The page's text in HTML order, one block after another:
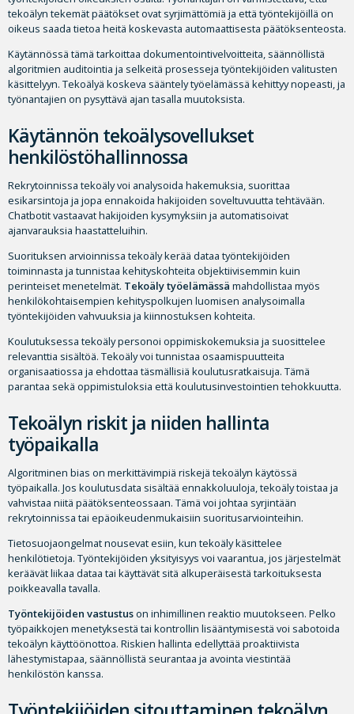
tekoälyn tekemät päätökset ovat syrjimättömiä ja että työntekijöillä on
oikeus saada tietoa heitä koskevasta automaattisesta päätöksenteosta.
Käytännössä tämä tarkoittaa dokumentointivelvoitteita, säännöllistä
algoritmien auditointia ja selkeitä prosesseja työntekijöiden valitusten
käsittelyyn. Tekoälyä koskeva sääntely työelämässä kehittyy nopeasti, ja
työnantajien on pysyttävä ajan tasalla muutoksista.
Käytännön tekoälysovellukset
henkilöstöhallinnossa
Rekrytoinnissa tekoäly voi analysoida hakemuksia, suorittaa
esikarsintoja ja jopa ennakoida hakijoiden soveltuvuutta tehtävään.
Chatbotit vastaavat hakijoiden kysymyksiin ja automatisoivat
ajanvarauksia haastatteluihin.
Suorituksen arvioinnissa tekoäly kerää dataa työntekijöiden
toiminnasta ja tunnistaa kehityskohteita objektiivisemmin kuin
perinteiset menetelmät. Tekoäly työelämässä mahdollistaa myös
henkilökohtaisempien kehityspolkujen luomisen analysoimalla
työntekijöiden vahvuuksia ja kiinnostuksen kohteita.
Koulutuksessa tekoäly personoi oppimiskokemuksia ja suosittelee
relevanttia sisältöä. Tekoäly voi tunnistaa osaamispuutteita
organisaatiossa ja ehdottaa täsmällisiä koulutusratkaisuja. Tämä
parantaa sekä oppimistuloksia että koulutusinvestointien tehokkuutta.
Tekoälyn riskit ja niiden hallinta
työpaikalla
Algoritminen bias on merkittävimpiä riskejä tekoälyn käytössä
työpaikalla. Jos koulutusdata sisältää ennakkoluuloja, tekoäly toistaa ja
vahvistaa niitä päätöksenteossaan. Tämä voi johtaa syrjintään
rekrytoinnissa tai epäoikeudenmukaisiin suoritusarviointeihin.
Tietosuojaongelmat nousevat esiin, kun tekoäly käsittelee
henkilötietoja. Työntekijöiden yksityisyys voi vaarantua, jos järjestelmät
keräävät liikaa dataa tai käyttävät sitä alkuperäisestä tarkoituksesta
poikkeavalla tavalla.
Työntekijöiden vastustuson inhimillinen reaktio muutokseen. Pelko
työpaikkojen menetyksestä tai kontrollin lisääntymisestä voi sabotoida
tekoälyn käyttöönottoa. Riskien hallinta edellyttää proaktiivista
lähestymistapaa, säännöllistä seurantaa ja avointa viestintää
henkilöstön kanssa.